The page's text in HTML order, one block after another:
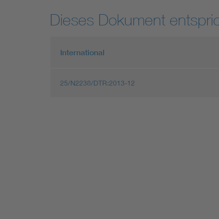
Dieses Dokument
International
25/N2238/DTR:2013-12